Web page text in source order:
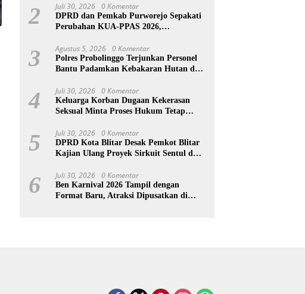
2 Juli 30, 2026 0 Komentar
DPRD dan Pemkab Purworejo Sepakati
Perubahan KUA-PPAS 2026,
3 Agustus 5, 2026 0 Komentar
Polres Probolinggo Terjunkan Personel
Bantu Padamkan Kebakaran Hutan di
4 Juli 30, 2026 0 Komentar
Keluarga Korban Dugaan Kekerasan
Seksual Minta Proses Hukum Tetap
5 Juli 30, 2026 0 Komentar
DPRD Kota Blitar Desak Pemkot Blitar
Kajian Ulang Proyek Sirkuit Sentul dan
6 Juli 30, 2026 0 Komentar
Ben Karnival 2026 Tampil dengan
Format Baru, Atraksi Dipusatkan di